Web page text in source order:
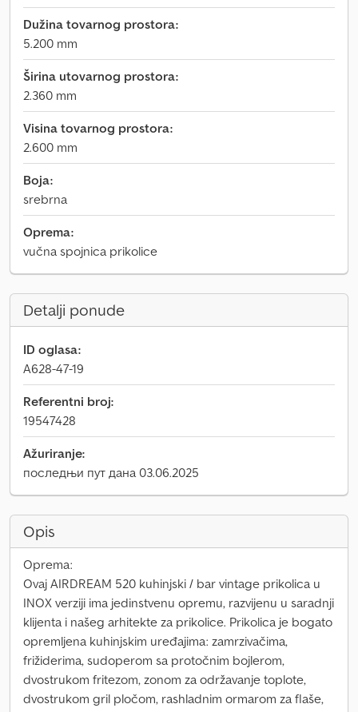
Dužina tovarnog prostora:
5.200 mm
Širina utovarnog prostora:
2.360 mm
Visina tovarnog prostora:
2.600 mm
Boja:
srebrna
Oprema:
vučna spojnica prikolice
Detalji ponude
ID oglasa:
A628-47-19
Referentni broj:
19547428
Ažuriranje:
последњи пут дана 03.06.2025
Opis
Oprema:
Ovaj AIRDREAM 520 kuhinjski / bar vintage prikolica u
INOX verziji ima jedinstvenu opremu, razvijenu u saradnji
klijenta i našeg arhitekte za prikolice. Prikolica je bogato
opremljena kuhinjskim uređajima: zamrzivačima,
frižiderima, sudoperom sa protočnim bojlerom,
dvostrukom fritezom, zonom za održavanje toplote,
dvostrukom gril pločom, rashladnim ormarom za flaše,